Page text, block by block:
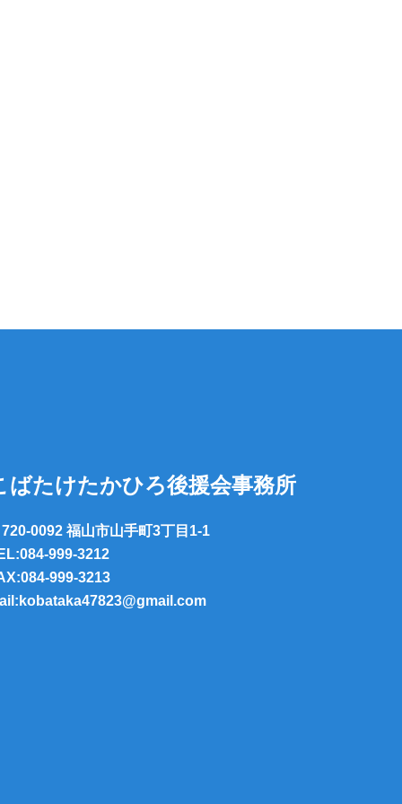
ばたけたかひろ後援会事務所
720-0092 福山市山手町3丁目1-1
999-3212
999-3213